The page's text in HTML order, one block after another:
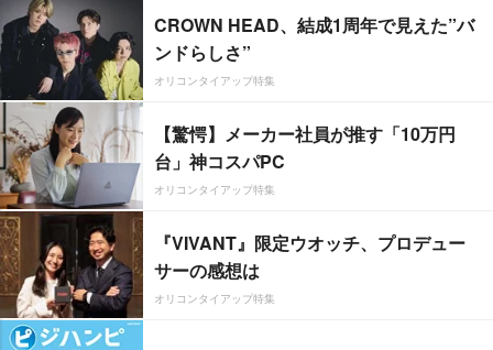
CROWN HEAD、結成1周年で見えた”バ
ンドらしさ”
オリコンタイアップ特集
【驚愕】メーカー社員が推す「10万円
台」神コスパPC
オリコンタイアップ特集
『VIVANT』限定ウオッチ、プロデュー
サーの感想は
オリコンタイアップ特集